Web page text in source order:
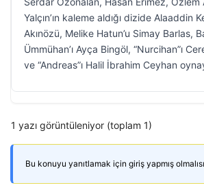
Yalçın’ın kaleme aldığı dizide Alaaddin
Akınözü, Melike Hatun’u Simay Barlas,
Ümmühan’ı Ayça Bingöl, “Nurcihan”ı
ve “Andreas”ı Halil İbrahim Ceyhan
1 yazı görüntüleniyor (toplam 1)
Bu konuyu yanıtlamak için giriş yapmış